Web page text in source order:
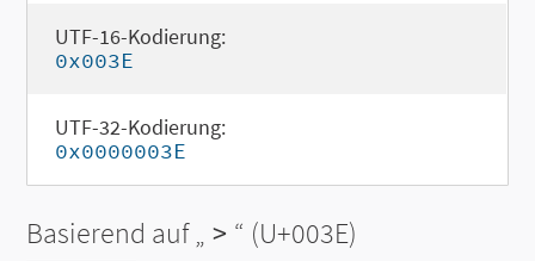
UTF-16-Kodierung:
0x003E
UTF-32-Kodierung:
0x0000003E
Basierend auf „ > “ (U+003E)